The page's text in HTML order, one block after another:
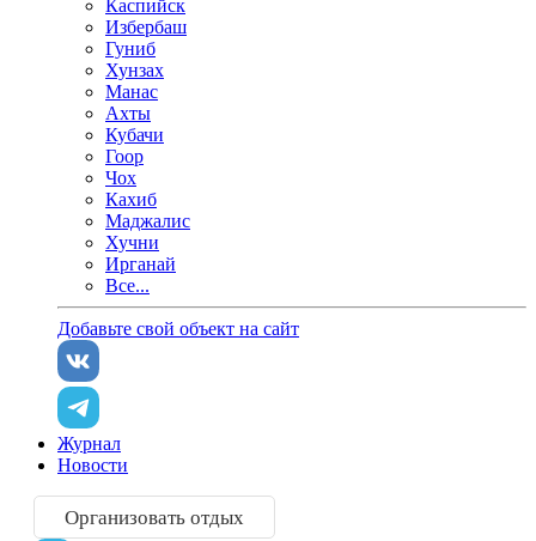
Каспийск
Избербаш
Гуниб
Хунзах
Манас
Ахты
Кубачи
Гоор
Чох
Кахиб
Маджалис
Хучни
Ирганай
Все...
Добавьте свой объект на сайт
Журнал
Новости
Организовать отдых